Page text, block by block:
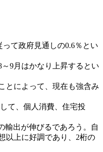
て政府見通しの0.6％とい
9月はかなり上昇するとい
とによって、現在も強含み
て、個人消費、住宅投
輸出が伸びるであろう。自
以上に好調であり、2桁の